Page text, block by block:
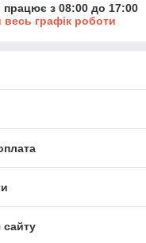
працює з 08:00 до 17:00
весь графік роботи
сайту